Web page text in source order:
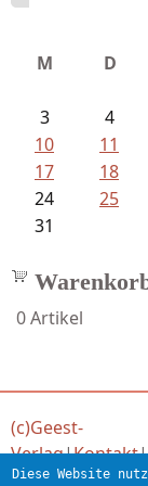
Schaffelhofer, Jörg
M D
3
4
10
11
17
18
24
25
31
0Artikel
(c)Geest-
Verlag|Kontakt|
Diese Website